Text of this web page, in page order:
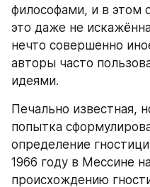
философами, и в этом
это даже не
нечто совершенно
авторы часто
идеями.
Печально известная,
попытка
определение
1966 году в Мессине
происхождению